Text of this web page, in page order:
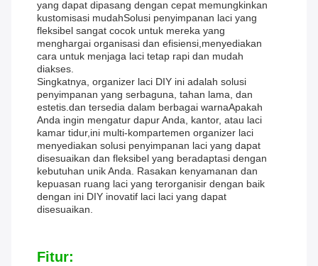
yang dapat dipasang dengan cepat memungkinkan
kustomisasi mudahSolusi penyimpanan laci yang
fleksibel sangat cocok untuk mereka yang
menghargai organisasi dan efisiensi,menyediakan
cara untuk menjaga laci tetap rapi dan mudah
diakses.
Singkatnya, organizer laci DIY ini adalah solusi
penyimpanan yang serbaguna, tahan lama, dan
estetis.dan tersedia dalam berbagai warnaApakah
Anda ingin mengatur dapur Anda, kantor, atau laci
kamar tidur,ini multi-kompartemen organizer laci
menyediakan solusi penyimpanan laci yang dapat
disesuaikan dan fleksibel yang beradaptasi dengan
kebutuhan unik Anda. Rasakan kenyamanan dan
kepuasan ruang laci yang terorganisir dengan baik
dengan ini DIY inovatif laci laci yang dapat
disesuaikan.
Fitur: